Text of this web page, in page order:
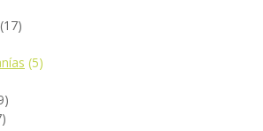
(17)
(5)